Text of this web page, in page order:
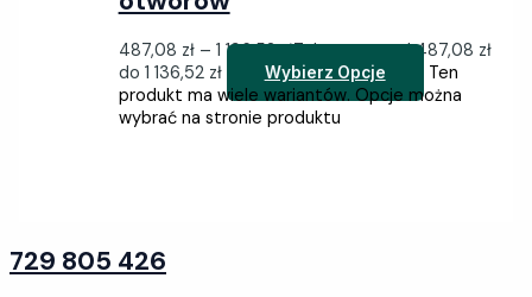
487,08 zł – 1 136,52złZakres cen: od 487,08 zł
do 1 136,52 zł
Wybierz Opcje
Ten
produkt ma wiele wariantów. Opcje można
wybrać na stronie produktu
729 805 426